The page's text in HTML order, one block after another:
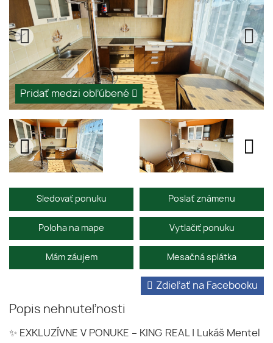
Pridať medzi obľúbené
Sledovať ponuku Poslať známenu
Poloha na mape Vytlačiť ponuku
Mám záujem Mesačná splátka
Popis nehnuteľnosti
Zdieľať na Facebooku
✨ EXKLUZÍVNE V PONUKE – KING REAL | Lukáš Mentel